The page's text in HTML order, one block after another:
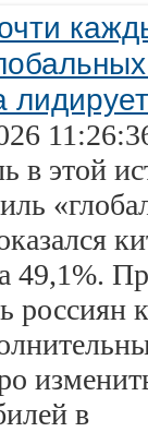
лидирует
в этой
49,1%.
россиян
в